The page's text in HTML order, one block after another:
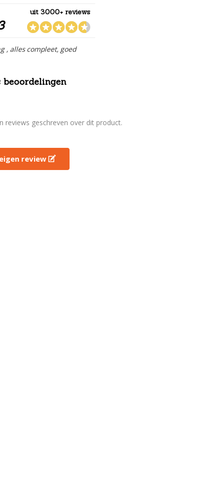
uit 3000+ reviews
, alles compleet, goed
beoordelingen
reviews geschreven over dit product.
review